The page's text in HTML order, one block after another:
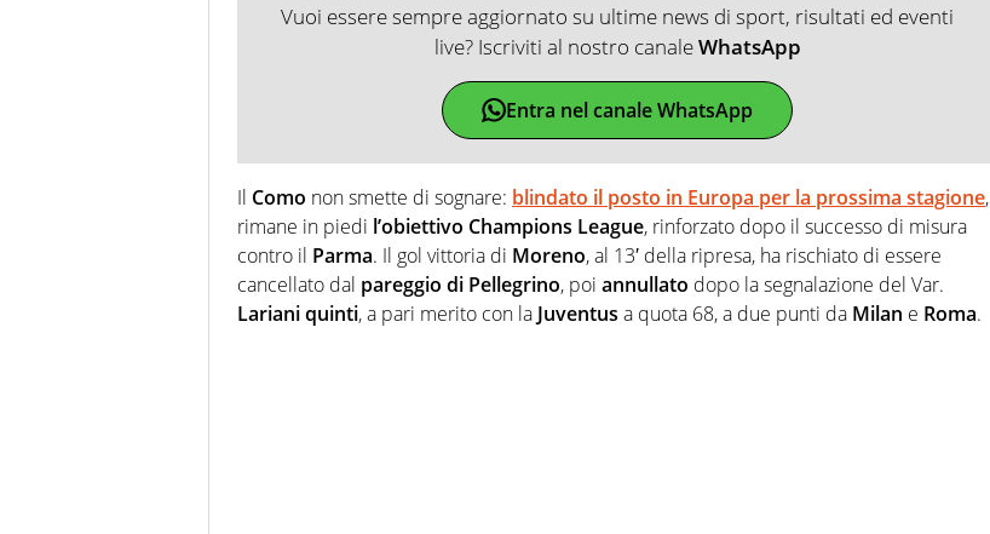
Vuoi essere sempre aggiornato su ultime news di sport, risultati ed eventi
live? Iscriviti al nostro canaleWhatsApp
Entra nel canale WhatsApp
Il Como non smette di sognare: blindato il posto in Europa per la prossima stagione,
rimane in piedi l’obiettivo Champions League, rinforzato dopo il successo di misura
contro il Parma. Il gol vittoria di Moreno, al 13′ della ripresa, ha rischiato di essere
cancellato dal pareggio di Pellegrino, poi annullato dopo la segnalazione del Var.
Lariani quinti, a pari merito con la Juventus a quota 68, a due punti da Milan e Roma.